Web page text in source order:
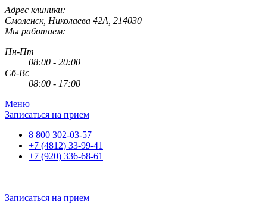
Адрес клиники:
Смоленск, Николаева 42А 214030
Мы работаем:
Пн-Пт
08:00 - 20:00
Сб-Вс
08:00 - 17:00
Меню
Записаться на прием
8 800 302-03-57
+7 (4812) 33-99-41
+7 (920) 336-68-61
Записаться на прием